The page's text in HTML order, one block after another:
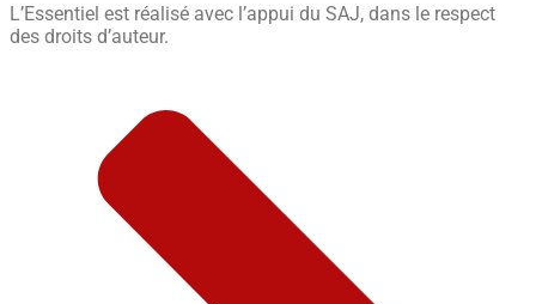
L’Essentiel est réalisé avec l’appui du SAJ, dans le respect
des droits d’auteur.